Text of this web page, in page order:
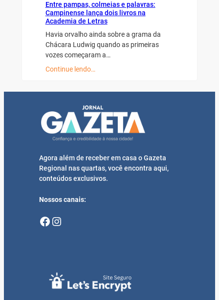
Entre pampas, colmeias e palavras:
Campinense lança dois livros na
Academia de Letras
Havia orvalho ainda sobre a grama da
Chácara Ludwig quando as primeiras
vozes começaram a…
Continue lendo…
Agora além de receber em casa o Gazeta
Regional nas quartas, você encontra aqui,
conteúdos exclusivos.
Nossos canais:
Facebook Instagram